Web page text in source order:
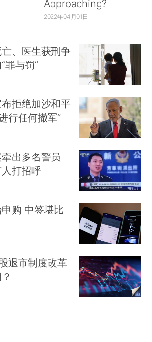
Approaching?
2022年04月01日
、医生获刑争
罪与罚”
拒绝加沙和平
行任何撤军”
出多名警员
打招呼
购 中签堪比
退市制度改革